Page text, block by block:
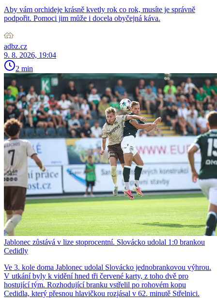
Aby vám orchideje krásně kvetly rok co rok, musíte je správně
podpořit. Pomoci jim může i docela obyčejná káva.
adbz.cz
9. 8. 2026, 19:04
2 min
Jablonec zůstává v lize stoprocentní. Slovácko udolal 1:0 brankou
Cedidly
Ve 3. kole doma Jablonec udolal Slovácko jednobrankovou výhrou.
V utkání byly k vidění hned tři červené karty, z toho dvě pro
hostující tým. Rozhodující branku vstřelil po rohovém kopu
Cedidla, který přesnou hlavičkou rozjásal v 62. minutě Střelnici.